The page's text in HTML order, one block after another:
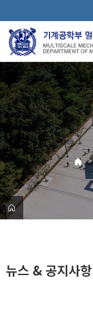
로
메
뉴
>
뉴스 & 공지사항